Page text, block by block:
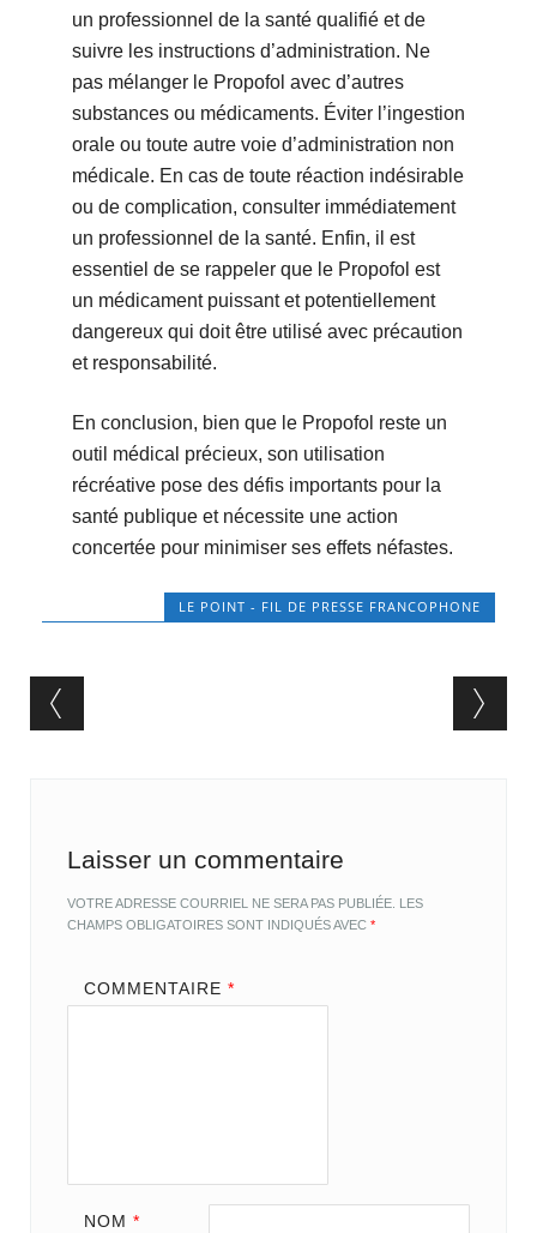
un professionnel de la santé qualifié et de
suivre les instructions d’administration. Ne
pas mélanger le Propofol avec d’autres
substances ou médicaments. Éviter l’ingestion
orale ou toute autre voie d’administration non
médicale. En cas de toute réaction indésirable
ou de complication, consulter immédiatement
un professionnel de la santé. Enfin, il est
essentiel de se rappeler que le Propofol est
un médicament puissant et potentiellement
dangereux qui doit être utilisé avec précaution
et responsabilité.
En conclusion, bien que le Propofol reste un
outil médical précieux, son utilisation
récréative pose des défis importants pour la
santé publique et nécessite une action
concertée pour minimiser ses effets néfastes.
LE POINT - FIL DE PRESSE FRANCOPHONE
Post navigation
Laisser un commentaire
VOTRE ADRESSE COURRIEL NE SERA PAS PUBLIÉE. LES
CHAMPS OBLIGATOIRES SONT INDIQUÉS AVEC*
COMMENTAIRE *
NOM *